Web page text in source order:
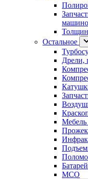
Остальное
Дрели,
Мебель
МСО